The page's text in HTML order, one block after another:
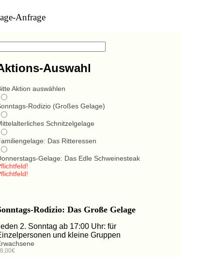
Anfrage
Auswahl
Aktion auswählen
Rodizio (Großes Gelage)
Schnitzelgelage
Das Ritteressen
Gelage: Das Edle Schweinesteak
Rodizio: Das Große Gelage
2. Sonntag ab 17:00 Uhr: für
und kleine Gruppen